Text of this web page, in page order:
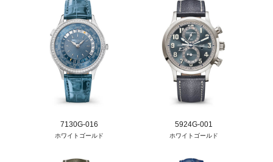
7130G-016
ホワイトゴールド
5924G-001
ホワイトゴールド